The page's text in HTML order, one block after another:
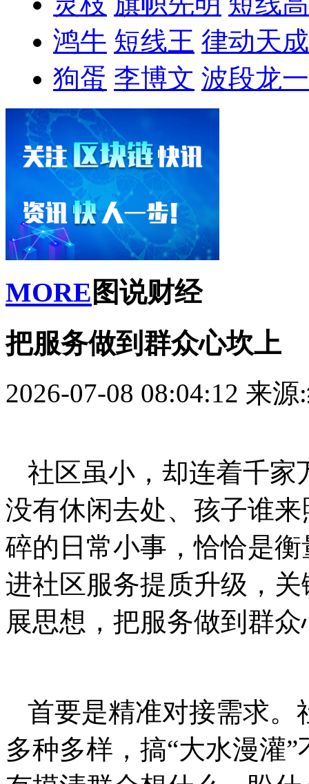
鸿牛 短线王 律动天成
狗蛋 李博文 波段龙一
MORE 图说财经
把服务做到群众心坎上
2026-07-08 08:04:12 来源
社区虽小，却连着千家
没有休闲去处、孩子谁
碎的日常小事，恰恰是
进社区服务提质升级，
展思想，把服务做到群
首要是精准对接需求。
多种多样，搞“大水漫灌